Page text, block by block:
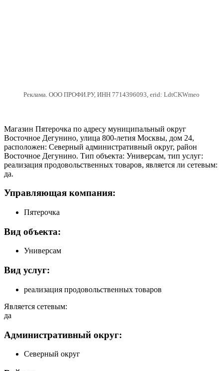
Реклама. ООО ПРОФИ.РУ, ИНН 7714396093, erid: LdtCKWmeo
Магазин Пятерочка по адресу муниципальный округ
Восточное Дегунино, улица 800-летия Москвы, дом 24,
расположен: Северный административный округ, район
Восточное Дегунино. Тип объекта: Универсам, тип услуг:
реализация продовольственных товаров, является ли сетевым:
да.
Управляющая компания:
Пятерочка
Вид объекта:
Универсам
Вид услуг:
реализация продовольственных товаров
Является сетевым:
да
Административный округ:
Северный округ